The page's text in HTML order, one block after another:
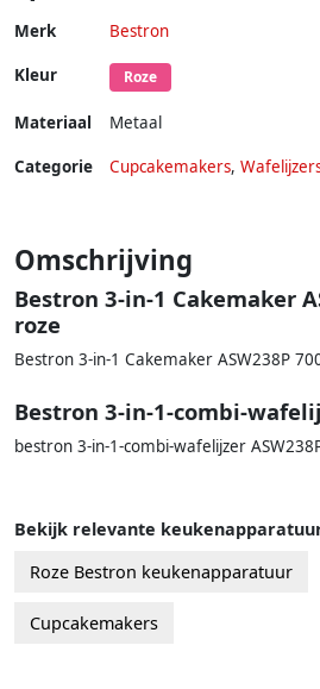
Merk Bestron
Kleur Roze
Materiaal Metaal
Categorie Cupcakemakers,
Omschrijving
Bestron 3-in-1 Cakemaker
roze
Bestron 3-in-1 Cakemaker ASW238P
Bestron 3-in-1-combi-
bestron 3-in-1-combi-wafelijzer
Bekijk relevante
Roze Bestron keukenapparatuur
Cupcakemakers